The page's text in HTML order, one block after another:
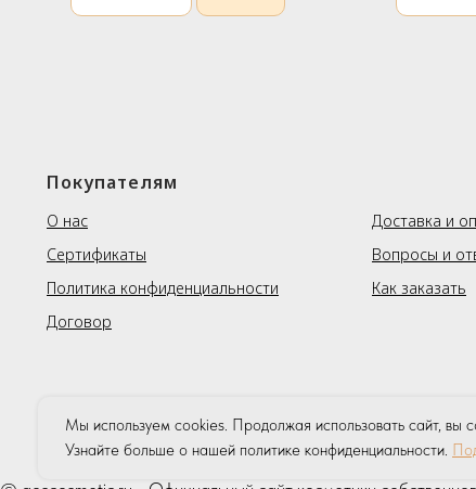
Мы используем cookies. Продолжая использовать сайт, вы
Узнайте больше о нашей политике конфиденциальности.
Покупателям
О нас
Сертификаты
Политика конфиденциальности
Договор
Доставка и
Вопросы и
Как заказать